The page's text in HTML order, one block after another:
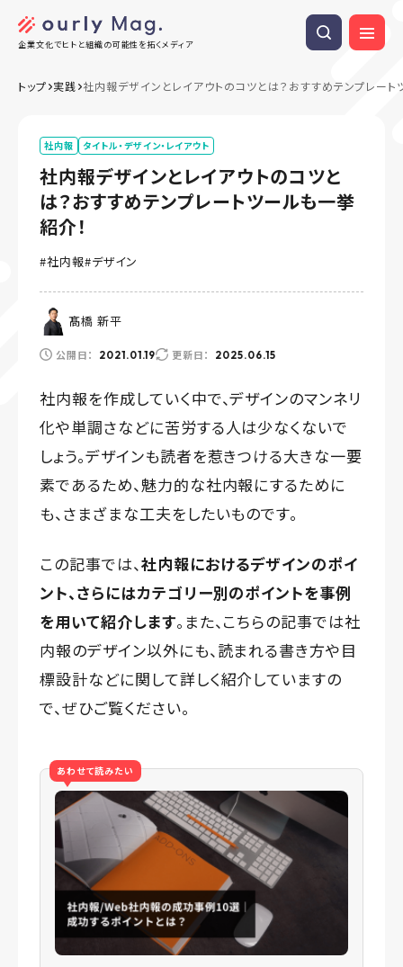
企業文化でヒトと組織の可能性を拓くメディア
トップ 実践 社内報デザインとレイアウトのコツとは？おすすめテンプレート
社内報 タイトル・デザイン・レイアウト
社内報デザインとレイアウトのコツと
は？おすすめテンプレートツールも一挙
紹介！
社内報 デザイン
髙橋 新平
公開日： 2021.01.19 更新日： 2025.06.15
社内報を作成していく中で、デザインのマンネリ
化や単調さなどに苦労する人は少なくないで
しょう。デザインも読者を惹きつける大きな一要
素であるため、魅力的な社内報にするために
も、さまざまな工夫をしたいものです。
この記事では、社内報におけるデザインのポイ
ント、さらにはカテゴリー別のポイントを事例
を用いて紹介します。また、こちらの記事では社
内報のデザイン以外にも、読まれる書き方や目
標設計などに関して詳しく紹介していますの
で、ぜひご覧ください。
あわせて読みたい